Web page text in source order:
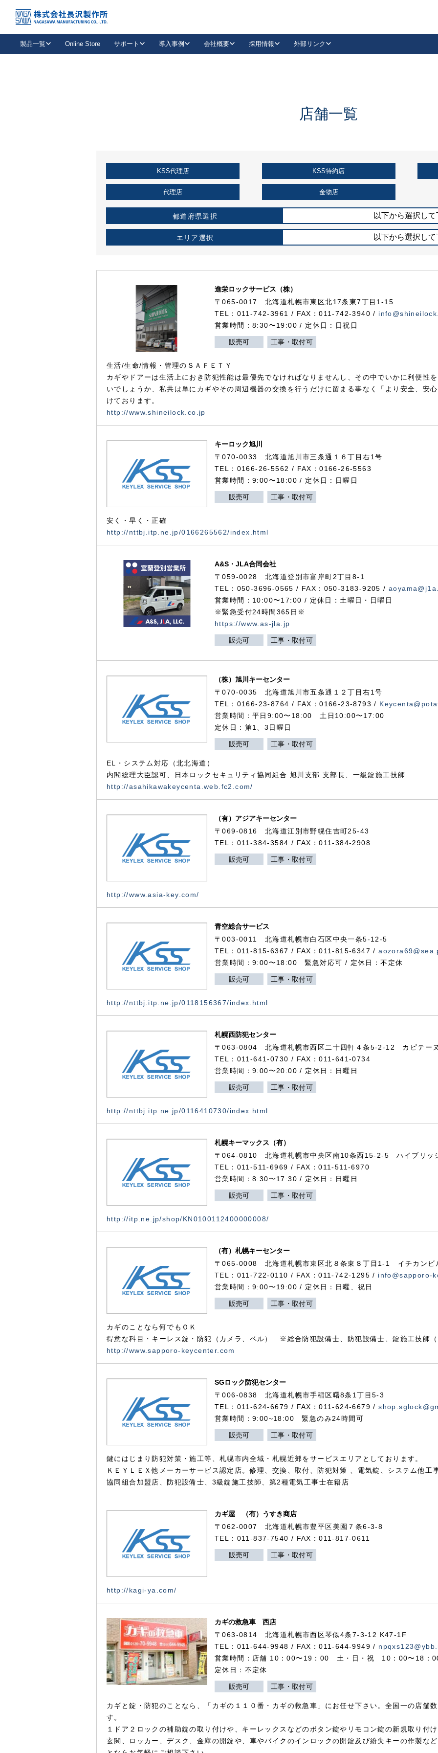
製品一覧
抗ウイルス・抗菌製品
キーレックスを品番からお探しいただけます。
Online Store サポート
取扱店情報
お役立ち情報
導入事例
企業様採用事例
会社概要 採用情報 外部リンク
LinkedIn
KSS加盟店・取扱店情報
店舗一覧
店舗一覧
KSS代理店 KSS特約店
代理店 金物店
都道府県選択 以下から選択し
エリア選択 以下から選択し
進栄ロックサービス（株）
〒065-0017 北海道札幌市東区北17条東7丁目1-15
TEL：011-742-3961 / FAX：011-742-3940 /
営業時間：8:30〜19:00 / 定休日：日祝日
販売可 工事・取付可
生活/生命/情報・管理のＳＡＦＥＴＹ
カギやドアーは生活上におき防犯性能は最優先でなければなりませんし、その中でいかに利便性
いでしょうか、私共は単にカギやその周辺機器の交換を行うだけに留まる事なく「より安全、安
けております。
http://www.shineilock.co.jp
キーロック旭川
〒070-0033 北海道旭川市三条通１６丁目右1号
TEL：0166-26-5562 / FAX：0166-26-5563
営業時間：9:00〜18:00 / 定休日：日曜日
販売可 工事・取付可
安く・早く・正確
http://nttbj.itp.ne.jp/0166265562/index.html
A&S・JLA合同会社
〒059-0028北海道登別市富岸町2丁目 8-1
TEL：050-3696-0565 / FAX：050-3183-9205 /
営業時間：10:00〜17:00 / 定休日：土曜日・日曜日
※緊急受付24時間365日※
https://www.as-jla.jp
販売可 工事・取付可
（株）旭川キーセンター
〒070-0035 北海道旭川市五条通１２丁目右1号
TEL：0166-23-8764 / FAX：0166-23-8793 /
営業時間：平日9:00〜18:00 土日10:00〜17:00
定休日：第1、3日曜日
販売可 工事・取付可
EL・システム対応（北北海道）
内閣総理大臣認可、日本ロックセキュリティ協同組合 旭川支部 支部長、一級錠施工技師
http://asahikawakeycenta.web.fc2.com/
（有）アジアキーセンター
〒069-0816 北海道江別市野幌住吉町25-43
TEL：011-384-3584 / FAX：011-384-2908
販売可 工事・取付可
http://www.asia-key.com/
青空総合サービス
〒003-0011 北海道札幌市白石区中央一条5-12-5
TEL：011-815-6367 / FAX：011-815-6347 /
営業時間：9:00〜18:00 緊急対応可 / 定休日：不定休
販売可 工事・取付可
http://nttbj.itp.ne.jp/0118156367/index.html
札幌西防犯センター
〒063-0804 北海道札幌市西区二十四軒４条5-2-12 カピテー
TEL：011-641-0730 / FAX：011-641-0734
営業時間：9:00〜20:00 / 定休日：日曜日
販売可 工事・取付可
http://nttbj.itp.ne.jp/0116410730/index.html
札幌キーマックス（有）
〒064-0810 北海道札幌市中央区南10条西15-2-5 ハイブリッ
TEL：011-511-6969 / FAX：011-511-6970
営業時間：8:30〜17:30 / 定休日：日曜日
販売可 工事・取付可
http://itp.ne.jp/shop/KN0100112400000008/
（有）札幌キーセンター
〒065-0008 北海道札幌市東区北８条東８丁目1-1 イチカンビ
TEL：011-722-0110 / FAX：011-742-1295 / info@sapporo-
営業時間：9:00〜19:00 / 定休日：日曜、祝日
販売可 工事・取付可
カギのことなら何でもＯＫ
得意な科目・キーレス錠・防犯（カメラ、ベル） ※総合防犯設備士、防犯設備士、錠施工技師
http://www.sapporo-keycenter.com
SGロック防犯センター
〒006-0838 北海道札幌市手稲区曙8条1丁目5-3
TEL：011-624-6679 / FAX：011-624-6679 /
営業時間：9:00~18:00 緊急のみ24時間可
販売可 工事・取付可
鍵にはじまり防犯対策・施工等、札幌市内全域・札幌近郊をサービスエリアとしております。
ＫＥＹＬＥＸ他メーカーサービス認定店。修理、交換、取付、防犯対策 、電気錠、システム他工
協同組合加盟店、防犯設備士、3級錠施工技師、第2種電気工事士在籍店
カギ屋 （有）うすき商店
〒062-0007 北海道札幌市豊平区美園７条6-3-8
TEL：011-837-7540 / FAX：011-817-0611
販売可 工事・取付可
http://kagi-ya.com/
カギの救急車 西店
〒063-0814 北海道札幌市西区琴似4条7-3-12 K47-1F
TEL：011-644-9948 / FAX：011-644-9949 /
営業時間：店舗 10：00〜19：00 土・日・祝 10：00〜18：
定休日：不定休
販売可 工事・取付可
カギと錠・防犯のことなら、「カギの１１０番・カギの救急車」にお任せ下さい。全国一の店舗
す。
１ドア２ロックの補助錠の取り付けや、キーレックスなどのボタン錠やリモコン錠の新規取り付
玄関、ロッカー、デスク、金庫の開錠や、車やバイクのインロックの開錠及び紛失キーの作製な